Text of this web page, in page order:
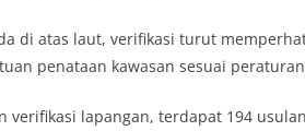
di atas laut, verifikasi turut
penataan kawasan sesuai
verifikasi lapangan, terdapat 194